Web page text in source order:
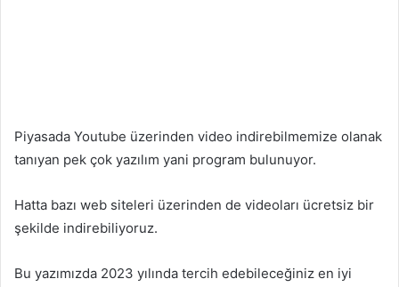
Piyasada Youtube üzerinden video indirebilmemize olanak
tanıyan pek çok yazılım yani program bulunuyor.
Hatta bazı web siteleri üzerinden de videoları ücretsiz bir
şekilde indirebiliyoruz.
Bu yazımızda 2023 yılında tercih edebileceğiniz en iyi